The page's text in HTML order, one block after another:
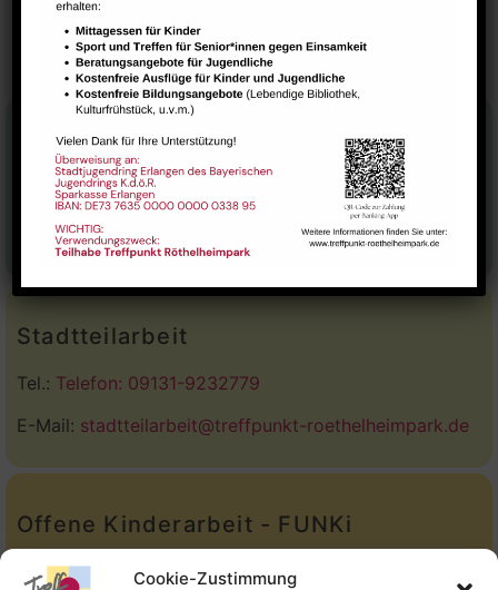
Cookie-Zustimmung
Selbstbehauptung und Selbstschutz
für Kinder (6-10 Jahre)
Stadtteilhaus
Tel.:09131-9232777
E-Mail:leitung@treffpunkt-roethelheimpark.de
Stadtteilarbeit
Tel.: Telefon: 09131-9232779
E-Mail: stadtteilarbeit@treffpunkt-roethelheimpark.de
Offene Kinderarbeit - FUNKi
Tel.:Telefon: 09131-610749